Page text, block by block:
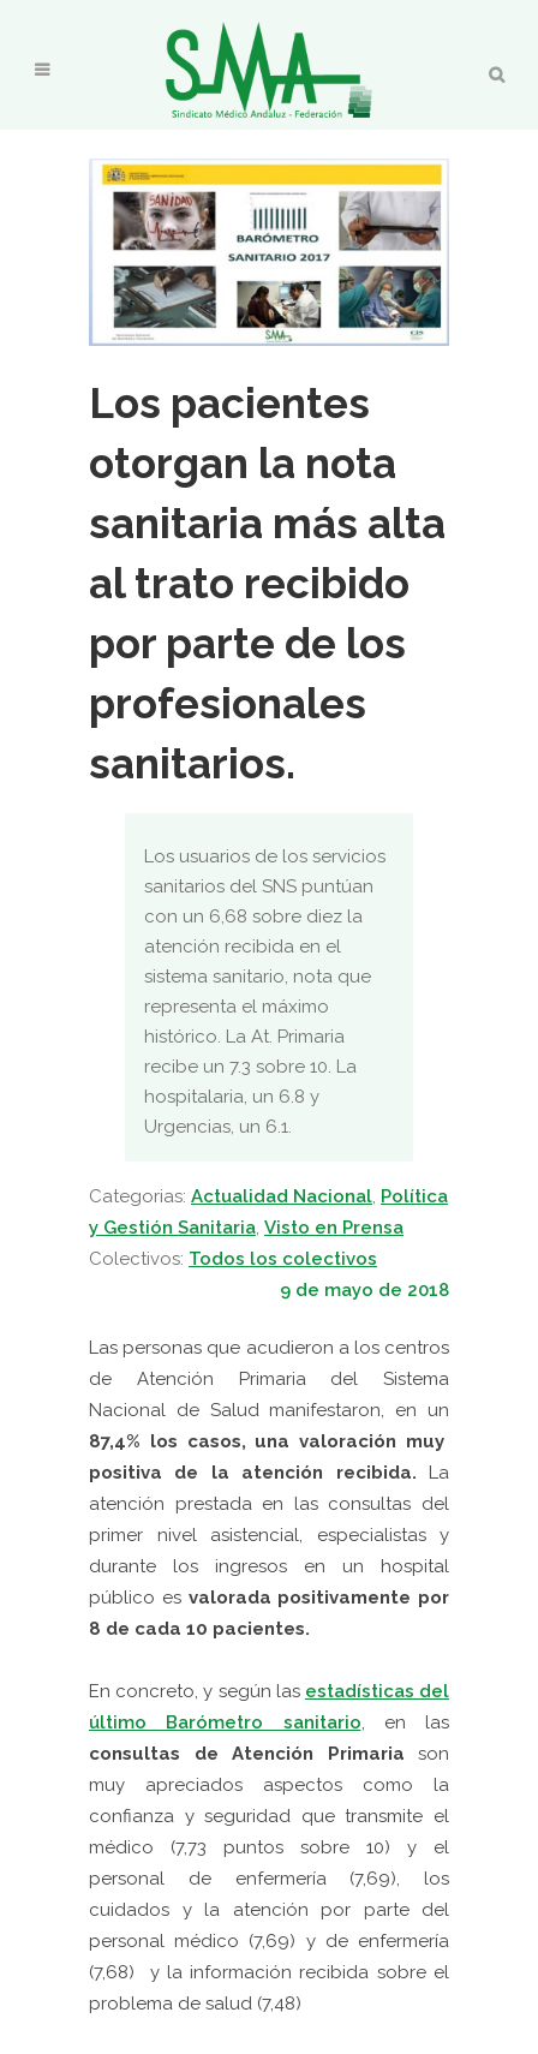
Los pacientes
otorgan la nota
sanitaria más alta
al trato recibido
por parte de los
profesionales
sanitarios.
Los usuarios de los servicios
sanitarios del SNS puntúan
con un 6,68 sobre diez la
atención recibida en el
sistema sanitario, nota que
representa el máximo
histórico. La At. Primaria
recibe un 7.3 sobre 10. La
hospitalaria, un 6.8 y
Urgencias, un 6.1.
Categorias: Actualidad Nacional, Política
y Gestión Sanitaria, Visto en Prensa
Colectivos: Todos los colectivos
9 de mayo de 2018
Las personas que acudieron a los centros
de Atención Primaria del Sistema
Nacional de Salud manifestaron, en un
87,4% los casos, una valoración muy
positiva de la atención recibida. La
atención prestada en las consultas del
primer nivel asistencial, especialistas y
durante los ingresos en un hospital
público es valorada positivamente por
8 de cada 10 pacientes.
En concreto, y según las estadísticas del
último Barómetro sanitario, en las
consultas de Atención Primaria son
muy apreciados aspectos como la
confianza y seguridad que transmite el
médico (7,73 puntos sobre 10) y el
personal de enfermería (7,69), los
cuidados y la atención por parte del
personal médico (7,69) y de enfermería
(7,68) y la información recibida sobre el
problema de salud (7,48)